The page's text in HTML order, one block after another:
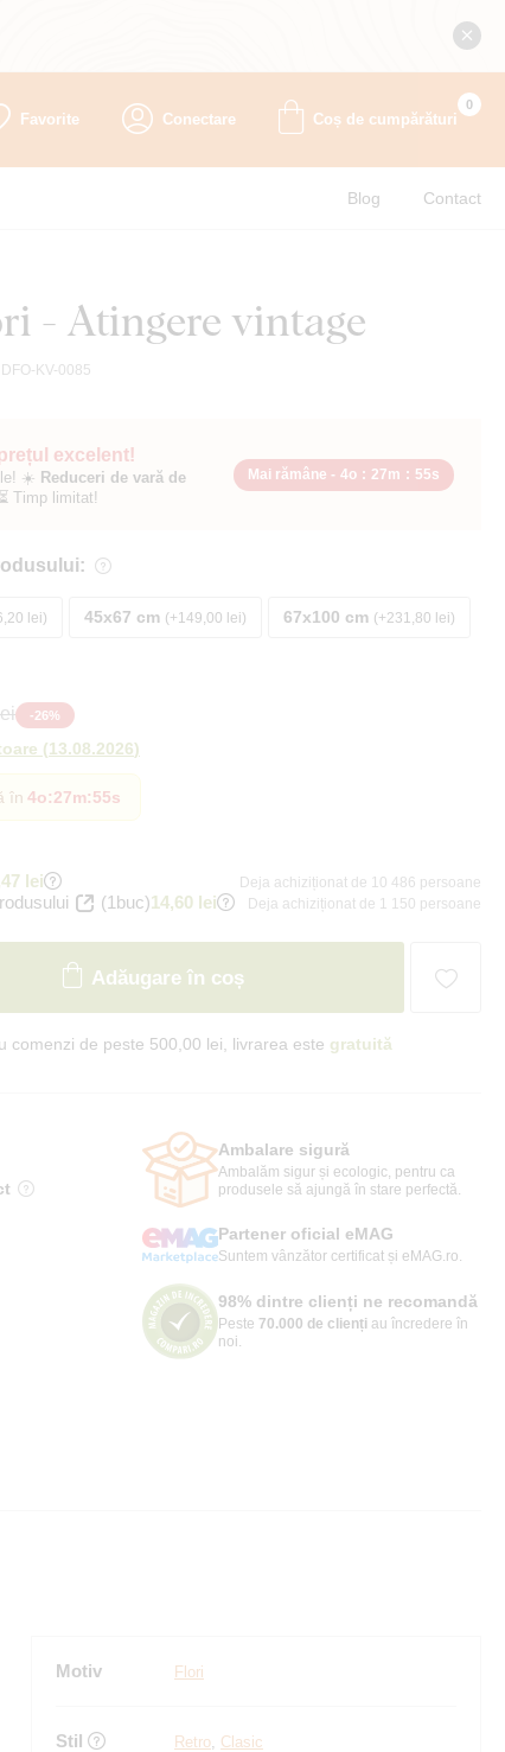
Favorite Conectare Coș de cumpărături
0
Blog Contact
- Atingere vintage
DFO-KV-0085
excelent!
☀️ Reduceri de vară de
⏳ Timp limitat!
Mai rămâne - 4o : 27m : 53s
+66,20 lei 45x67 cm +149,00 lei 67x100 cm +231,80 lei
-26%
(13.08.2026)
în 4o:27m:53s
lei Deja achiziționat de 10 486 persoane
(1buc)14,60 lei Deja achiziționat de 1 150 persoane
Adăugare în coș
comenzi de peste 500,00 lei, livrarea este gratuită
Ambalare sigură
Ambalăm sigur și ecologic, pentru ca
produsele să ajungă în stare perfectă.
Partener oficial eMAG
Suntem vânzător certificat și eMAG.ro.
98% dintre clienți ne recomandă
Peste 70.000 de clienți au încredere în
noi.
Motiv Flori
Stil Retro, Clasic